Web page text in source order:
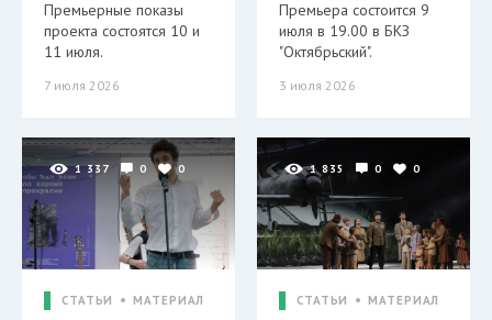
Премьерные показы
проекта состоятся 10 и
11 июля.
7 июля 2026
Премьера состоится 9
июля в 19.00 в БКЗ
"Октябрьский".
3 июля 2026
1 337 0 0
СТАТЬИ МАТЕРИАЛ
1 835 0 0
СТАТЬИ МАТЕРИАЛ